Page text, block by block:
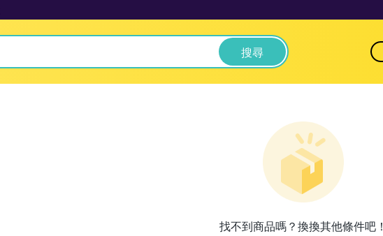
搜尋
找不到商品嗎？換換其他條件吧！